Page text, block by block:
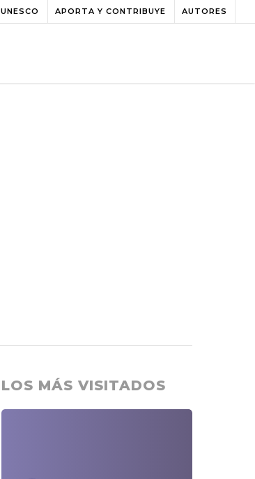
UNESCO APORTA Y CONTRIBUYE AUTORES
LOS MÁS VISITADOS